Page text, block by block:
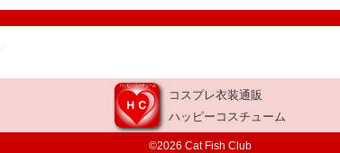
コスプレ衣装通販
ハッピーコスチューム
©2026 Cat Fish Club